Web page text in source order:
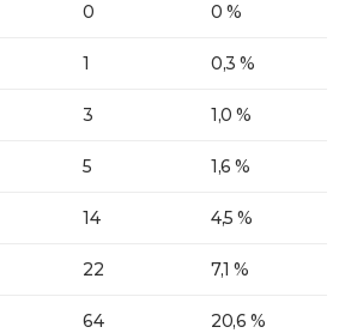
0 0 %
1 0,3 %
3 1,0 %
5 1,6 %
14 4,5 %
22 7,1 %
64 20,6 %